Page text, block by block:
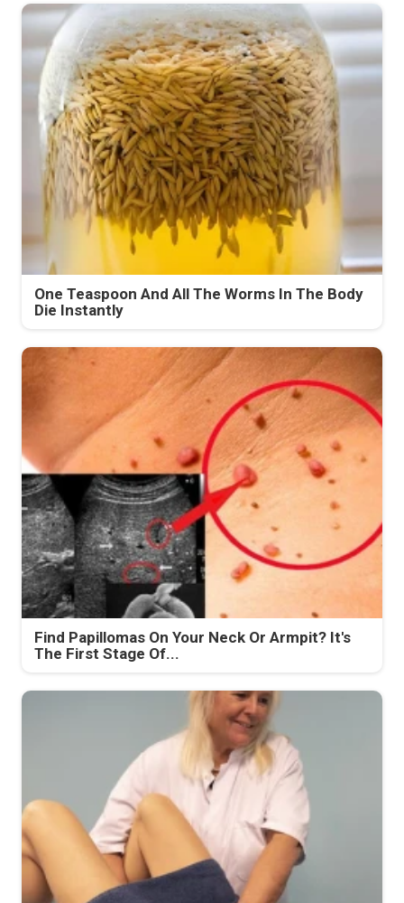
One Teaspoon And All The Worms In The Body
Die Instantly
Find Papillomas On Your Neck Or Armpit? It's
The First Stage Of...